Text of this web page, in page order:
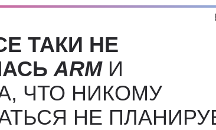
ТАКИ НЕ
ARMИ
ЧТО НИКОМУ
НЕ